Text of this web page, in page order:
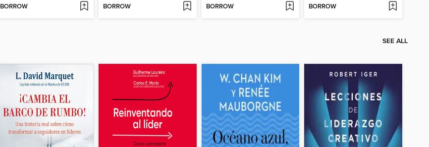
BORROW BORROW BORROW BORROW
SEE ALL